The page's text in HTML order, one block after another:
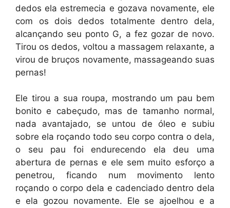
dedos ela estremecia e gozava novamente, ele
com os dois dedos totalmente dentro dela,
alcançando seu ponto G, a fez gozar de novo.
Tirou os dedos, voltou a massagem relaxante, a
virou de bruços novamente, massageando suas
pernas!
Ele tirou a sua roupa, mostrando um pau bem
bonito e cabeçudo, mas de tamanho normal,
nada avantajado, se untou de óleo e subiu
sobre ela roçando todo seu corpo contra o dela,
o seu pau foi endurecendo ela deu uma
abertura de pernas e ele sem muito esforço a
penetrou, ficando num movimento lento
roçando o corpo dela e cadenciado dentro dela
e ela gozou novamente. Ele se ajoelhou e a